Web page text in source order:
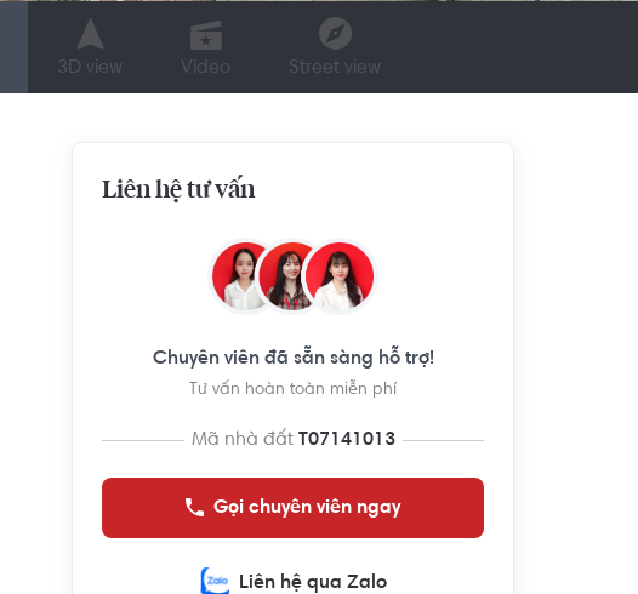
3D view Video Street view
Liên hệ tư vấn
Chuyên viên đã sẵn sàng hỗ trợ!
Tư vấn hoàn toàn miễn phí
Mã nhà đất T07141013
Gọi chuyên viên ngay
Liên hệ qua Zalo